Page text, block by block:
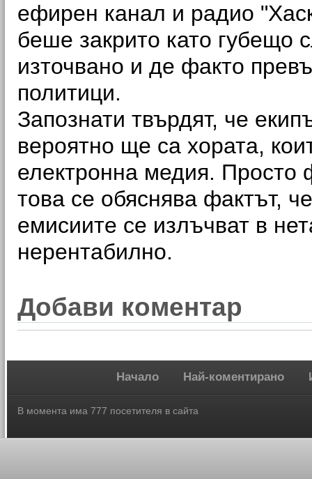
ефирен канал и радио
беше закрито като губещо
източвано и де факто
политици.
Запознати твърдят, че
вероятно ще са хората,
електронна медия.
това се обяснява фактът,
емисиите се излъчват в
нерентабилно.
Добави коментар
Начало Най-коментирано
В момента има 777 посетителя в сайта